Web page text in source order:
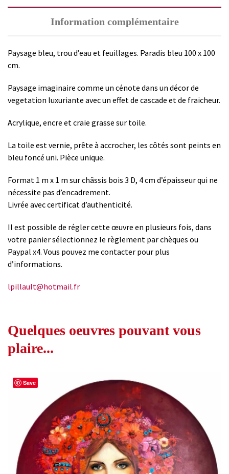
Information complémentaire
Paysage bleu, trou d’eau et feuillages. Paradis bleu 100 x 100
cm.
Paysage imaginaire comme un cénote dans un décor de
vegetation luxuriante avec un effet de cascade et de fraicheur.
Acrylique, encre et craie grasse sur toile.
La toile est vernie, prête à accrocher, les côtés sont peints en
bleu foncé uni. Pièce unique.
Format 1 m x 1 m sur châssis bois 3 D, 4 cm d’épaisseur qui ne
nécessite pas d’encadrement.
Livrée avec certificat d’authenticité.
Il est possible de régler cette œuvre en plusieurs fois, dans
votre panier sélectionnez le règlement par chèques ou
Paypal x4. Vous pouvez me contacter pour plus
d’informations.
lpillault@hotmail.fr
Quelques oeuvres pouvant vous
plaire...
Save